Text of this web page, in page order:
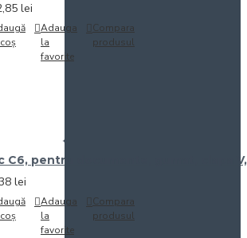
lei
Adauga
la
favorite
Compara
produsul
C6, pentru documente, gumat, clapa
lei
Adauga
la
favorite
Compara
produsul